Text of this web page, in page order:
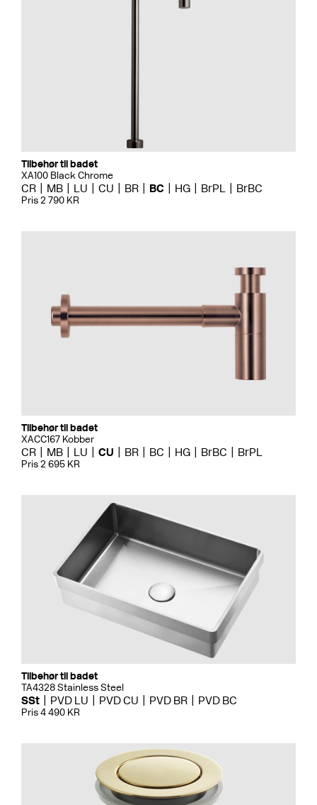
Tilbehør til badet
XA100 Black Chrome
CR MB LU CU BR BC HG BrPL BrBC
Pris 2 790 KR
Tilbehør til badet
XACC167 Kobber
CR MB LU CU BR BC HG BrBC BrPL
Pris 2 695 KR
Tilbehør til badet
TA4328 Stainless Steel
SSt PVD LU PVD CU PVD BR PVD BC
Pris 4 490 KR